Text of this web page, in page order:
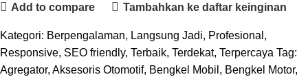
Add to compare Tambahkan ke daftar keinginan
Kategori: Berpengalaman, Langsung Jadi, Profesional ,
Responsive, SEO friendly, Terbaik, Terdekat, Terpercaya Tag:
Agregator, Aksesoris Otomotif, Bengkel Mobil , Bengkel Motor,